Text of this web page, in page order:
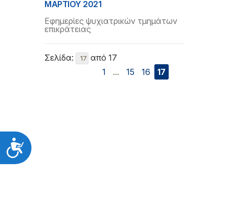
Προσιτότητα
ΜΑΡΤΙΟΥ 2021
Εφημερίες ψυχιατρικών τμημάτων
επικράτειας
Σελίδα:
από 17
1
... 15 16 17